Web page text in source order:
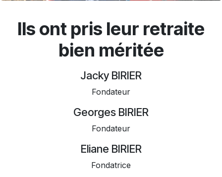
Ils ont pris leur retraite
bien méritée
Jacky BIRIER
Fondateur
Georges BIRIER
Fondateur
Eliane BIRIER
Fondatrice